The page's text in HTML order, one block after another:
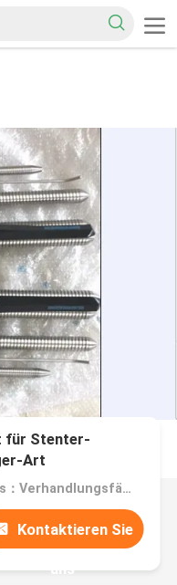
für Stenter-
Art
Preis：Verhandlungsfähig
Kontaktieren Sie
uns